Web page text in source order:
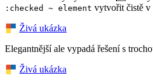
:checked ~ element vytvořit čistě v
Živá ukázka
Elegantnější ale vypadá řešení s
Živá ukázka